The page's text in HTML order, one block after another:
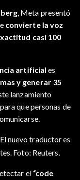
, Meta presentó
convierte la voz
casi 100
artificial es
y generar 35
lanzamiento
que personas de
El nuevo traductor es
Foto: Reuters.
el “code